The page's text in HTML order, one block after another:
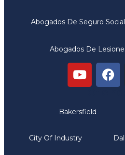
Abogados De Seguro
Abogados De
Bakersfield
City Of Industry